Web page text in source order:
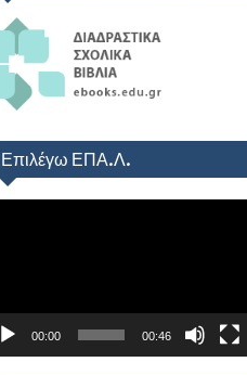
Επιλέγω ΕΠΑ.Λ.
00:00 00:46